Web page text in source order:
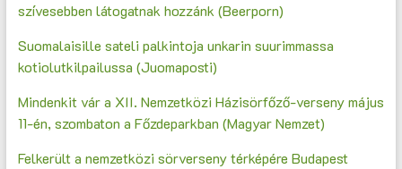
szívesebben látogatnak hozzánk (Beerporn)
Suomalaisille sateli palkintoja unkarin suurimmassa
kotiolutkilpailussa (Juomaposti)
Mindenkit vár a XII. Nemzetközi Házisörfőző-verseny május
11-én, szombaton a Főzdeparkban (Magyar Nemzet)
Felkerült a nemzetközi sörverseny térképére Budapest